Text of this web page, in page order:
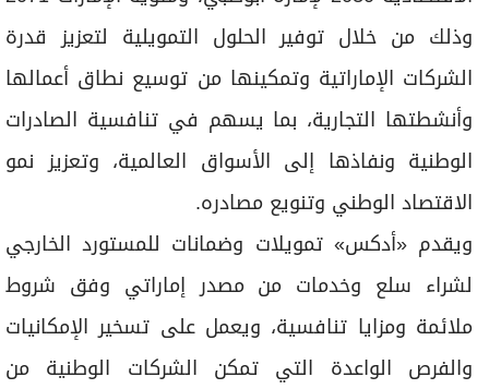
وذلك من خلال توفير الحلول التمويلية لتعزيز قدرة
الشركات الإماراتية وتمكينها من توسيع نطاق أعمالها
وأنشطتها التجارية، بما يسهم في تنافسية الصادرات
الوطنية ونفاذها إلى الأسواق العالمية، وتعزيز نمو
الاقتصاد الوطني وتنويع مصادره.
ويقدم «أدكس» تمويلات وضمانات للمستورد الخارجي
لشراء سلع وخدمات من مصدر إماراتي وفق شروط
ملائمة ومزايا تنافسية، ويعمل على تسخير الإمكانيات
والفرص الواعدة التي تمكن الشركات الوطنية من